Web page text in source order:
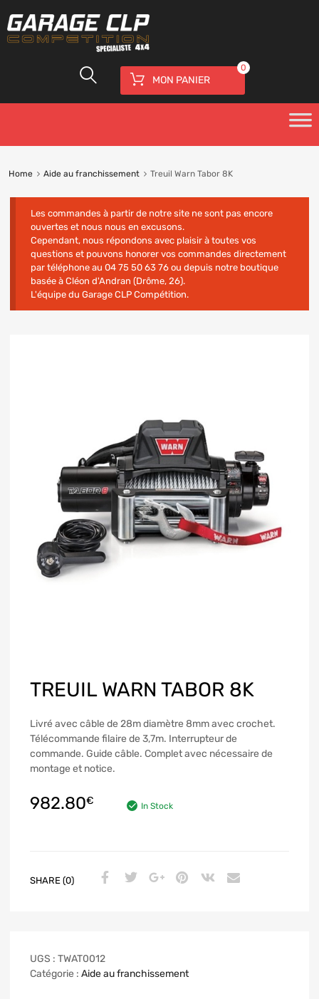
MON PANIER
0
Home Aide au franchissement Treuil Warn Tabor 8K
Les commandes à partir de notre site ne sont pas encore
ouvertes et nous nous en excusons.
Cependant, nous répondons avec plaisir à toutes vos
questions et pouvons honorer vos commandes directement
par téléphone au 04 75 50 63 76 ou depuis notre boutique
basée à Cléon d'Andran (Drôme, 26).
L'équipe du Garage CLP Compétition.
TREUIL WARN TABOR 8K
Livré avec câble de 28m diamètre 8mm avec crochet.
Télécommande filaire de 3,7m. Interrupteur de
commande. Guide câble. Complet avec nécessaire de
montage et notice.
982.80€ In Stock
SHARE (0)
UGS : TWAT0012
Catégorie : Aide au franchissement